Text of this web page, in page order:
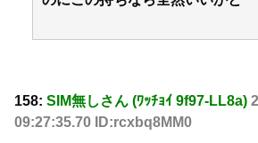
158: SIM無しさん (ﾜｯﾁｮｲ 9f97-LL8a)
09:27:35.70 ID:rcxbq8MM0